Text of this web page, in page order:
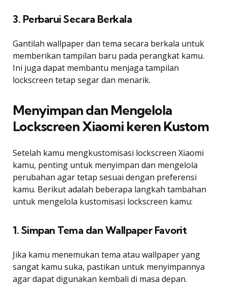
3. Perbarui Secara Berkala
Gantilah wallpaper dan tema secara berkala untuk
memberikan tampilan baru pada perangkat kamu.
Ini juga dapat membantu menjaga tampilan
lockscreen tetap segar dan menarik.
Menyimpan dan Mengelola
Lockscreen Xiaomi keren Kustom
Setelah kamu mengkustomisasi lockscreen Xiaomi
kamu, penting untuk menyimpan dan mengelola
perubahan agar tetap sesuai dengan preferensi
kamu. Berikut adalah beberapa langkah tambahan
untuk mengelola kustomisasi lockscreen kamu:
1. Simpan Tema dan Wallpaper Favorit
Jika kamu menemukan tema atau wallpaper yang
sangat kamu suka, pastikan untuk menyimpannya
agar dapat digunakan kembali di masa depan.